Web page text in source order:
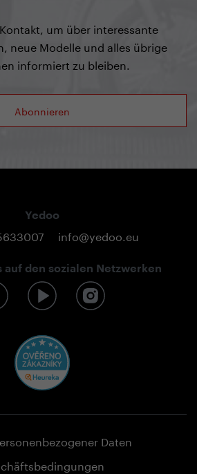
um über interessante
neue Modelle und alles übrige
informiert zu bleiben.
Abonnieren
Yedoo
info@yedoo.eu
auf den sozialen Netzwerken
Daten